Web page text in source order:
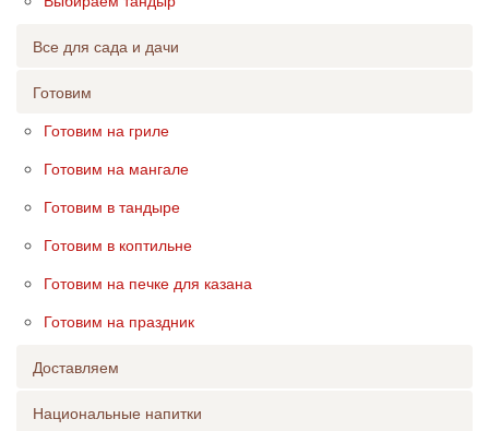
Все для сада и дачи
Готовим
Готовим на гриле
Готовим на мангале
Готовим в тандыре
Готовим в коптильне
Готовим на печке для казана
Готовим на праздник
Доставляем
Национальные напитки